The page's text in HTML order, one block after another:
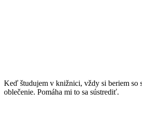
Keď študujem v knižnici, vždy si beriem so
oblečenie. Pomáha mi to sa sústrediť.